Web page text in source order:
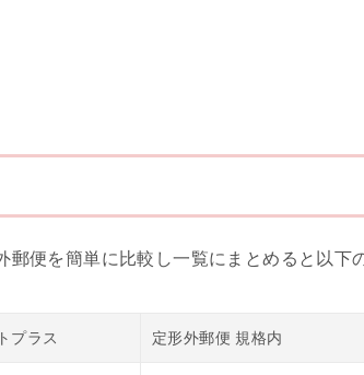
郵便を簡単に比較し一覧にまとめると以下
プラス 定形外郵便 規格内